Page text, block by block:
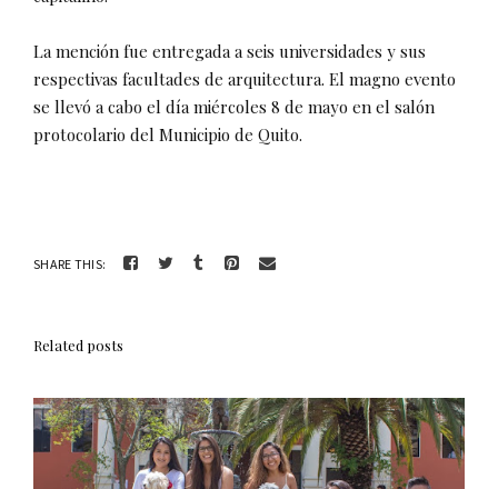
La mención fue entregada a seis universidades y sus
respectivas facultades de arquitectura. El magno evento
se llevó a cabo el día miércoles 8 de mayo en el salón
protocolario del Municipio de Quito.
SHARE THIS:
Related posts